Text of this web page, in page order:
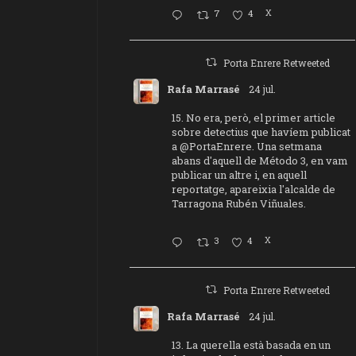
7 4 X
Porta Enrere Retweeted
Rafa Marrasé 24 jul.
15. No era, però, el primer article
sobre detectius que havíem publicat
a@PortaEnrere. Una setmana
abans d'aquell de Método 3, en vam
publicar un altre i, en aquell
reportatge, apareixia l'alcalde de
Tarragona Rubén Viñuales.
3 4 X
Porta Enrere Retweeted
Rafa Marrasé 24 jul.
13. La querella està basada en un